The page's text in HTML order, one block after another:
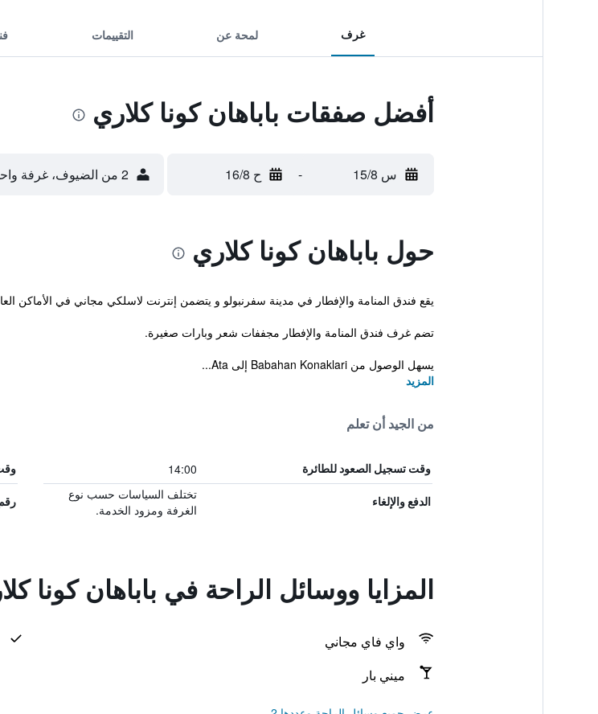
غرف لمحة عن التقييمات
أفضل صفقات باباهان كونا كلاري
س 15/8 - ح 16/8 2 من الضيوف، غرفة واحدة
حول باباهان كونا كلاري
يقع فندق المنامة والإفطار في مدينة سفرنبولو و يتضمن إنترنت لاسلكي مجاني في الأماكن
تضم غرف فندق المنامة والإفطار مجففات شعر وبارات صغيرة.
يسهل الوصول من Babahan Konaklari إلى Ata...
المزيد
من الجيد أن تعلم
وقت تسجيل الصعود للطائرة 14:00
الدفع والإلغاء
تختلف السياسات حسب نوع
الغرفة ومزود الخدمة.
المزايا ووسائل الراحة في باباهان كونا
واي فاي مجاني
ميني بار